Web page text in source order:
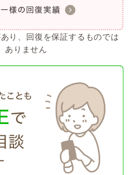
り、回復を保証するものでは
ありません